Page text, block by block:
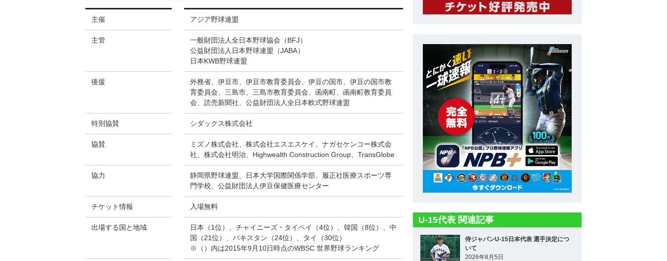
主催 アジア野球連盟
主管
一般財団法人全日本野球協会（BFJ）
公益財団法人日本野球連盟（JABA）
日本KWB野球連盟
後援
外務省、伊豆市、伊豆市教育委員会、伊豆の国市、伊豆の国市教
育委員会、三島市、三島市教育委員会、函南町、函南町教育委員
会、読売新聞社、公益財団法人全日本軟式野球連盟
特別協賛 シダックス株式会社
協賛
ミズノ株式会社、株式会社エスエスケイ、ナガセケンコー株式会
社、株式会社明治、Highwealth Construction Group、TransGlobe
協力
静岡県野球連盟、日本大学国際関係学部、履正社医療スポーツ専
門学校、公益財団法人伊豆保健医療センター
チケット情報 入場無料
出場する国と地域
日本（1位）、チャイニーズ・タイペイ（4位）、韓国（8位）、中
国（21位）、パキスタン（24位）、タイ（30位）
※（）内は2015年9月10日時点のWBSC 世界野球ランキング
U-15代表 関連記事
侍ジャパンU-15日本代表 選手決定につ
いて
2026年8月5日